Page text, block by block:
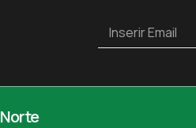
Norte